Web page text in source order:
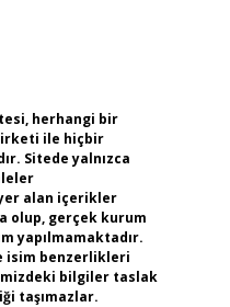
herhangi bir
ile hiçbir
Sitede yalnızca
alan içerikler
olup, gerçek kurum
yapılmamaktadır.
isim benzerlikleri
bilgiler taslak
taşımazlar.